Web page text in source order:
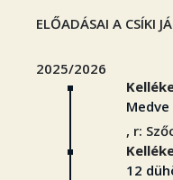
ELŐADÁSAI A CSÍKI
2025/2026
, r:
12